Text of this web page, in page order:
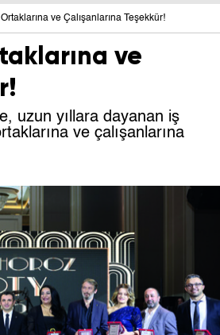
ve Çalışanlarına Teşekkür!
ve
uzun yıllara dayanan iş
ve çalışanlarına